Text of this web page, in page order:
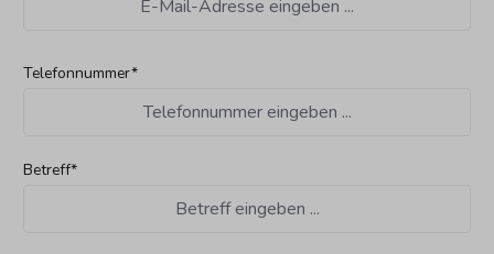
Telefonnummer*
Betreff*